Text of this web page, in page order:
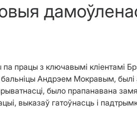
працы з ключавымі кліентамі
Андрэем Мокравым,
было прапанавана
выказаў гатоўнасць і